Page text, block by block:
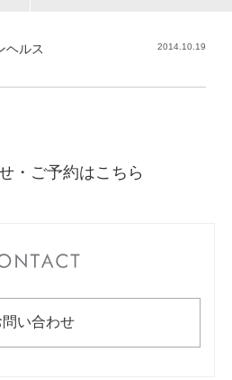
ヘルス 2014.10.19
・ご予約はこちら
問い合わせ